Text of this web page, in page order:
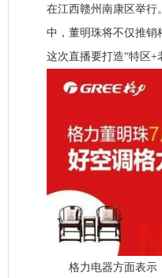
在江西赣州南康区举行
中，董明珠将不仅推销
这次直播要打造“特区+
格力电器方面表示，